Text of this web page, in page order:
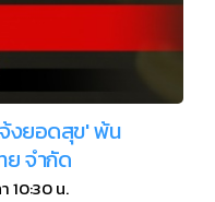
งยอดสุข' พ้น
ย จำกัด
10:30 น.